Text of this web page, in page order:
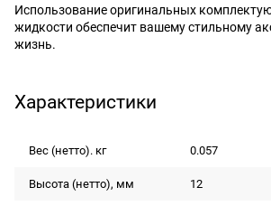
Использование оригинальных
жидкости обеспечит вашему стильному
жизнь.
Характеристики
Вес (нетто). кг 0.057
Высота (нетто), мм 12